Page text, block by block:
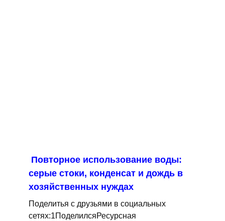
Повторное использование воды:
серые стоки, конденсат и дождь в
хозяйственных нуждах
Поделитья с друзьями в социальных
сетях:1ПоделилсяРесурсная